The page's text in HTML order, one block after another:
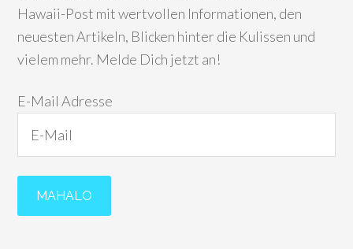
Hawaii-Post mit wertvollen Informationen, den
neuesten Artikeln, Blicken hinter die Kulissen und
vielem mehr. Melde Dich jetzt an!
E-Mail Adresse